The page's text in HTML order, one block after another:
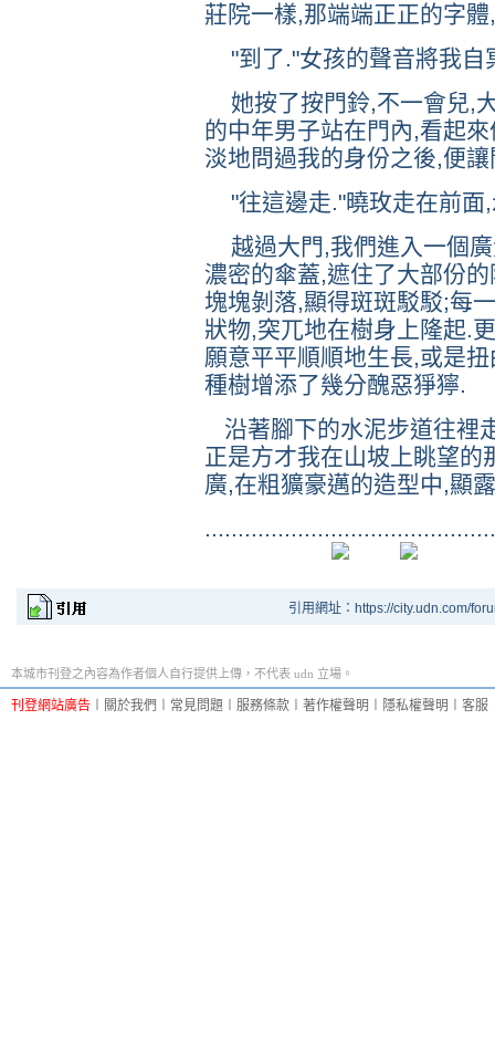
莊院一樣,那端端正正的字
"到了."女孩的聲音將我自
她按了按門鈴,不一會兒,
的中年男子站在門內,看起
淡地問過我的身份之後,便
"往這邊走."曉玫走在前面,
越過大門,我們進入一個
濃密的傘蓋,遮住了大部份
塊塊剝落,顯得斑斑駁駁;每
狀物,突兀地在樹身上隆起.
願意平平順順地生長,或是
種樹增添了幾分醜惡猙獰.
沿著腳下的水泥步道往裡
正是方才我在山坡上眺望的
廣,在粗獷豪邁的造型中,顯
引用網址：https://city.udn.com/
本城市刊登之內容為作者個人自行提供上傳，不代表 udn 立場。
刊登網站廣告 關於我們 常見問題 服務條款 著作權聲明 隱私權聲明 客服